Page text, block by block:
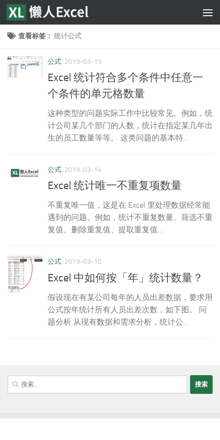
跳至内容
查看标签： 统计公式
公式 2019-03-15
Excel 统计符合多个条件中任意一
个条件的单元格数量
这种类型的问题实际工作中比较常见。例如，统
计公司某几个部门的人数，统计在指定某几年出
生的员工数量等等。 这类问题的基本特...
公式 2019-03-14
Excel 统计唯一不重复项数量
不重复唯一值，这是在 Excel 里处理数据经常能
遇到的问题。例如，统计不重复数量、筛选不重
复值、删除重复值、提取重复值...
公式 2019-03-10
Excel 中如何按「年」统计数量？
假设现在有某公司每年的人员出差数据，要求用
公式按年统计所有人员出差次数，如下图。 问
题分析 从现有数据和需求分析，统计公...
搜
索：